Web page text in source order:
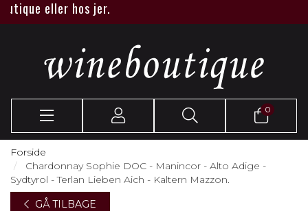
eller hos jer.
0
Forside
Chardonnay Sophie DOC - Manincor - Alto Adige -
Sydtyrol - Terlan Lieben Aich - Kaltern Mazzon.
GÅ TILBAGE